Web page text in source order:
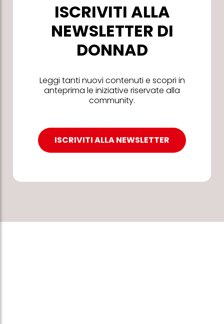
ISCRIVITI ALLA
NEWSLETTER DI
DONNAD
Leggi tanti nuovi contenuti e scopri in
anteprima le iniziative riservate alla
community.
ISCRIVITI ALLA NEWSLETTER